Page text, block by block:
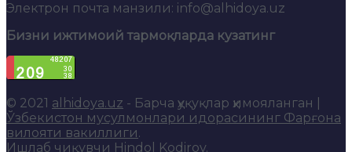
Электрон почта манзили: info@alhidoya.uz
Бизни ижтимоий тармоқларда кузатинг
© 2021 alhidoya.uz - Барча ҳуқуқлар ҳимояланган |
Ўзбекистон мусулмонлари идорасининг Фарғона
вилояти вакиллиги.
Ишлаб чиқувчи Hindol Kodirov.